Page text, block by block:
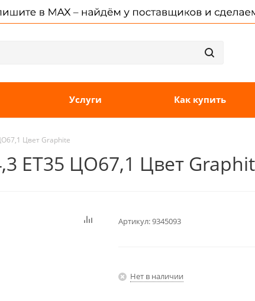
Услуги Как купить
Цвет Graphite
ET35 ЦО67,1 Цвет
Артикул:9345093
Нет в наличии